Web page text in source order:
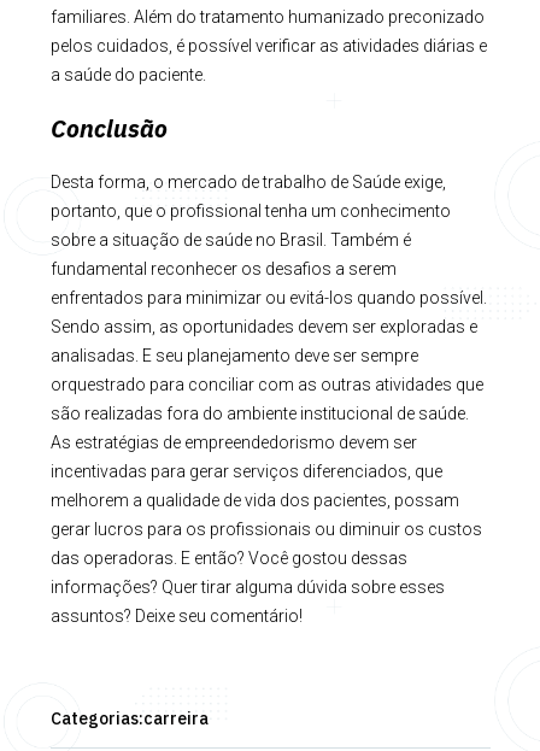
familiares. Além do tratamento humanizado preconizado
pelos cuidados, é possível verificar as atividades diárias e
a saúde do paciente.
Conclusão
Desta forma, o mercado de trabalho de Saúde exige,
portanto, que o profissional tenha um conhecimento
sobre a situação de saúde no Brasil. Também é
fundamental reconhecer os desafios a serem
enfrentados para minimizar ou evitá-los quando possível.
Sendo assim, as oportunidades devem ser exploradas e
analisadas. E seu planejamento deve ser sempre
orquestrado para conciliar com as outras atividades que
são realizadas fora do ambiente institucional de saúde.
As estratégias de empreendedorismo devem ser
incentivadas para gerar serviços diferenciados, que
melhorem a qualidade de vida dos pacientes, possam
gerar lucros para os profissionais ou diminuir os custos
das operadoras. E então? Você gostou dessas
informações? Quer tirar alguma dúvida sobre esses
assuntos? Deixe seu comentário!
Categorias:carreira